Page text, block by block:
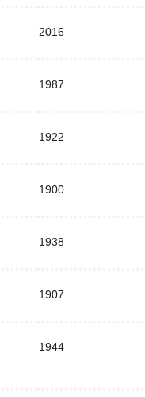
2016
1987
1922
1900
1938
1907
1944